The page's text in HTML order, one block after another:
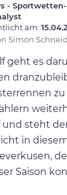
-
am:
Simon
geht es
zu
steht
in
Saison